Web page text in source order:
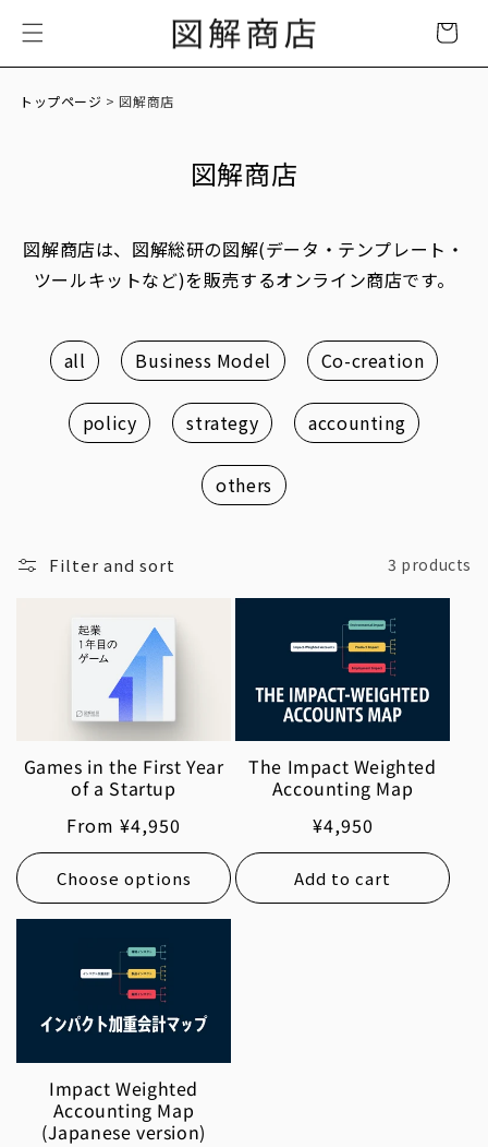
content
Cart
トップページ > 図解商店
図解商店
図解商店は、図解総研の図解(データ・テンプレート・
ツールキットなど)を販売するオンライン商店です。
all Business Model Co-creation
policy strategy accounting
others
Filter and sort 3 products
Games in the First Year
of a Startup
Regular
price
From ¥4,950
Choose options
The Impact Weighted
Accounting Map
Regular
price
¥4,950
Add to cart
Impact Weighted
Accounting Map
(Japanese version)